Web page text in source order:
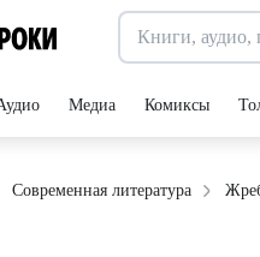
Медиа Комиксы
Современная литература